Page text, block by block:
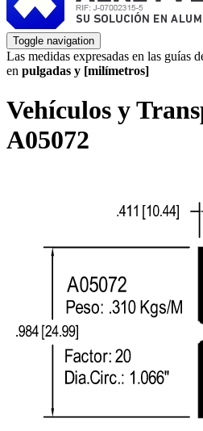
Toggle navigation
Las medidas expresadas en las guías
en pulgadas y [milímetros]
Vehículos y
A05072